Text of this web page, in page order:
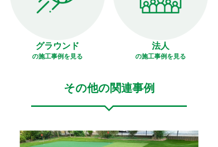
グラウンド
の施工事例を見る
法人
の施工事例を見る
その他の関連事例